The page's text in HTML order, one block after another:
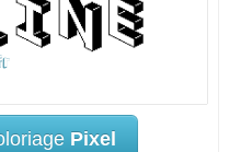
Pixel